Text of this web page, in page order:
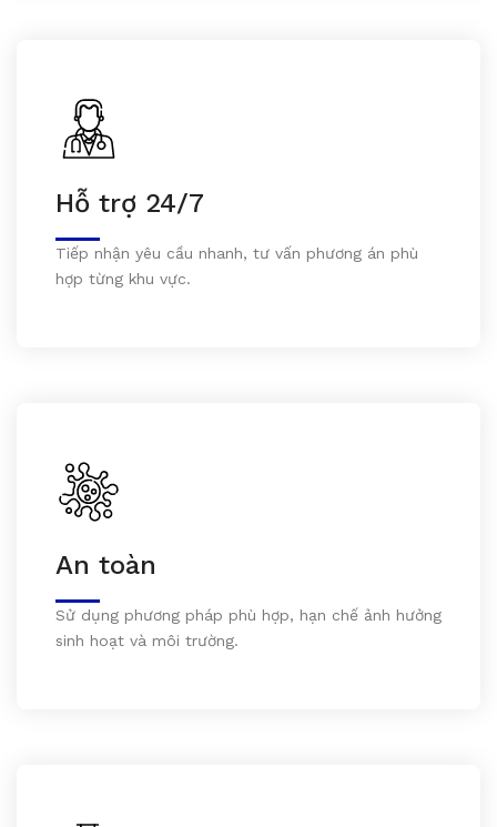
Hỗ trợ 24/7
Tiếp nhận yêu cầu nhanh, tư vấn phương án phù
hợp từng khu vực.
An toàn
Sử dụng phương pháp phù hợp, hạn chế ảnh hưởng
sinh hoạt và môi trường.